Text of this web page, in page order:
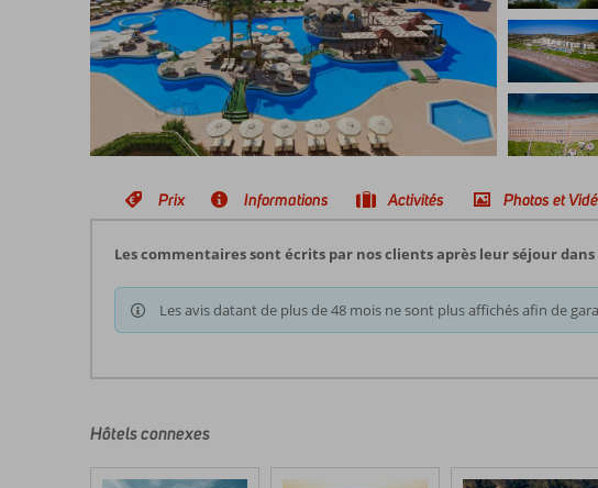
Prix Informations Activités Photos et
Les commentaires sont écrits par nos clients après leur séjour dans
Les avis datant de plus de 48 mois ne sont plus affichés afin de
Hôtels connexes